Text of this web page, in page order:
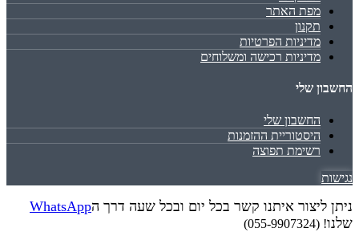
מפת האתר
תקנון
מדיניות הפרטיות
מדיניות רכישה ומשלוחים
החשבון שלי
החשבון שלי
היסטוריית ההזמנות
רשימת תפוצה
נגישות
ניתן ליצור איתנו קשר בכל יום ובכל שעה דרך הWhatsApp
שלנו! (055-9907324)